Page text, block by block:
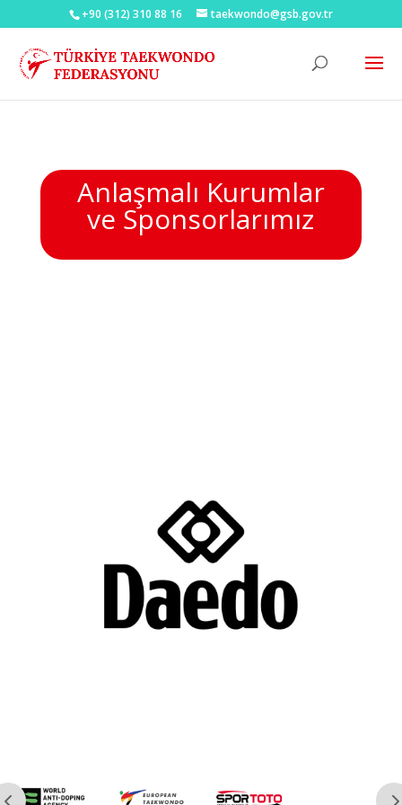
+90 (312) 310 88 16 taekwondo@gsb.gov.tr
Anlaşmalı Kurumlar
ve Sponsorlarımız